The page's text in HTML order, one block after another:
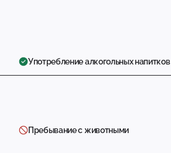
Употребление алкогольных напитков
Пребывание с животными